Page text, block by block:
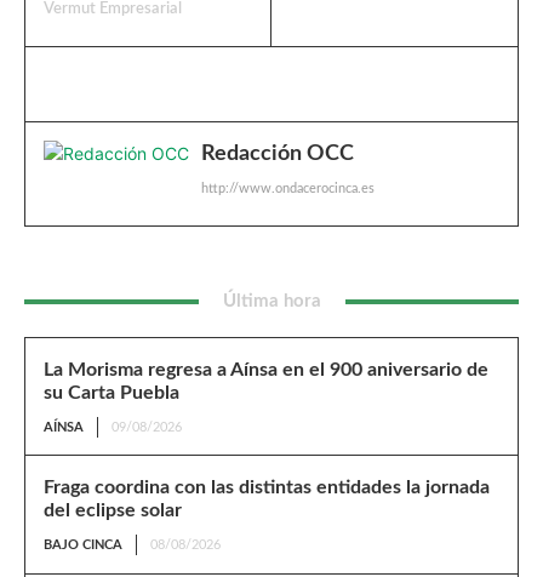
Vermut Empresarial
Redacción OCC
http://www.ondacerocinca.es
Última hora
La Morisma regresa a Aínsa en el 900 aniversario de
su Carta Puebla
AÍNSA 09/08/2026
Fraga coordina con las distintas entidades la jornada
del eclipse solar
BAJO CINCA 08/08/2026